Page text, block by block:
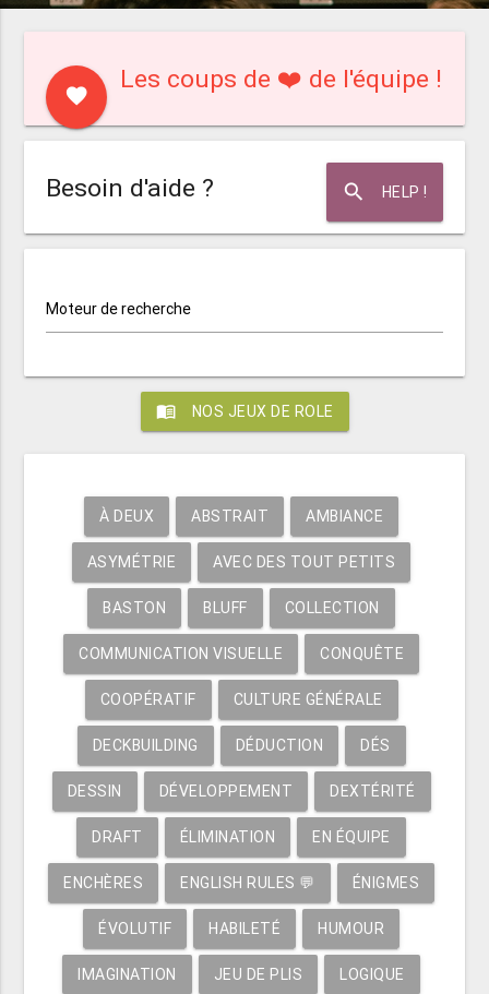
favorite
Les coups de ❤️ de l'équipe !
search HELP !
Besoin d'aide ?
Moteur de recherche
menu_book NOS JEUX DE ROLE
À DEUX ABSTRAIT AMBIANCE
ASYMÉTRIE AVEC DES TOUT PETITS
BASTON BLUFF COLLECTION
COMMUNICATION VISUELLE CONQUÊTE
COOPÉRATIF CULTURE GÉNÉRALE
DECKBUILDING DÉDUCTION DÉS
DESSIN DÉVELOPPEMENT DEXTÉRITÉ
DRAFT ÉLIMINATION EN ÉQUIPE
ENCHÈRES ENGLISH RULES 💬 ÉNIGMES
ÉVOLUTIF HABILETÉ HUMOUR
IMAGINATION JEU DE PLIS LOGIQUE